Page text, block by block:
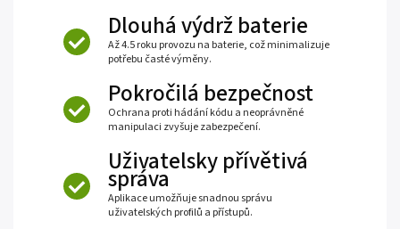
Dlouhá výdrž baterie
Až 4.5 roku provozu na baterie, což minimalizuje
potřebu časté výměny.
Pokročilá bezpečnost
Ochrana proti hádání kódu a neoprávněné
manipulaci zvyšuje zabezpečení.
Uživatelsky přívětivá
správa
Aplikace umožňuje snadnou správu
uživatelských profilů a přístupů.